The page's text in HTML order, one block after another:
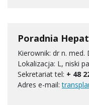
Poradnia
Kierownik: dr n.
Lokalizacja: L, niski
Sekretariat tel: + 48
Adres e-mail: